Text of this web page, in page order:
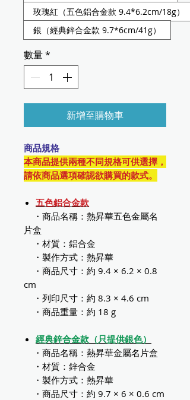
玫瑰紅（五色鋁合金款 9.4*6.2cm/18g）
銀（經典鋅合金款 9.7*6cm/41g）
數量*
新增至購物車
商品規格
本商品提供兩種不同規格可供選擇，
請依商品選項確認欲購買的款式。
五色鋁合金款
・商品名稱：熱昇華五色金屬名
片盒
・材質：鋁合金
・製作方式：熱昇華
・商品尺寸：約 9.4 × 6.2 × 0.8
cm
・列印尺寸：約 8.3 × 4.6 cm
・商品重量：約 18 g
經典鋅合金款（只提供銀色）
・商品名稱：熱昇華金屬名片盒
・材質：鋅合金
・製作方式：熱昇華
・商品尺寸：約 9.7 × 6 × 0.6 cm